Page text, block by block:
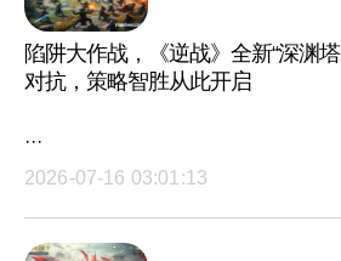
陷阱大作战，《逆战》全新“深渊
对抗，策略智胜从此开启
···
2026-07-16 03:01:13